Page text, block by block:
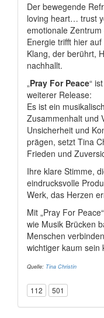
Der bewegende
loving heart… trust
emotionale
Energie trifft hier
Klang, der berührt,
nachhallt.
„Pray For Peace“
weiterer Release:
Es ist ein
Zusammenhalt und
Unsicherheit und
prägen, setzt Tina
Frieden und
Ihre klare Stimme,
eindrucksvolle
Werk, das Herzen
Mit „Pray For
wie Musik Brücken
Menschen
wichtiger kaum sein
Quelle: Tina Christin
112 501